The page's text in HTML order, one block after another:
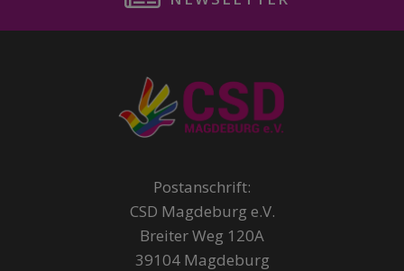
Postanschrift:
CSD Magdeburg e.V.
Breiter Weg 120A
39104 Magdeburg